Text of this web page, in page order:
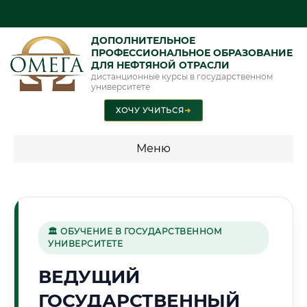
ДОПОЛНИТЕЛЬНОЕ
ПРОФЕССИОНАЛЬНОЕ ОБРАЗОВАНИЕ
ДЛЯ НЕФТЯНОЙ ОТРАСЛИ
дистанционные курсы в государственном
университете
ХОЧУ УЧИТЬСЯ➜
Меню
Г. КУТАИСИ
🏛 ОБУЧЕНИЕ В ГОСУДАРСТВЕННОМ
УНИВЕРСИТЕТЕ
ВЕДУЩИЙ
ГОСУДАРСТВЕННЫЙ